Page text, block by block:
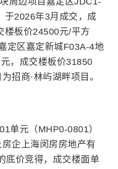
于2026年3月成交，成
楼板价24500元/平方
定区嘉定新城F03A-4地
，成交楼板价31850
招商·林屿湖畔项目。
单元（MHP0-0801）
企上海闵房房地产有
底价竞得，成交楼面单